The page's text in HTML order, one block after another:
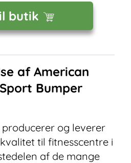
butik
af American
Bumper
og leverer
til fitnesscentre i
af de mange